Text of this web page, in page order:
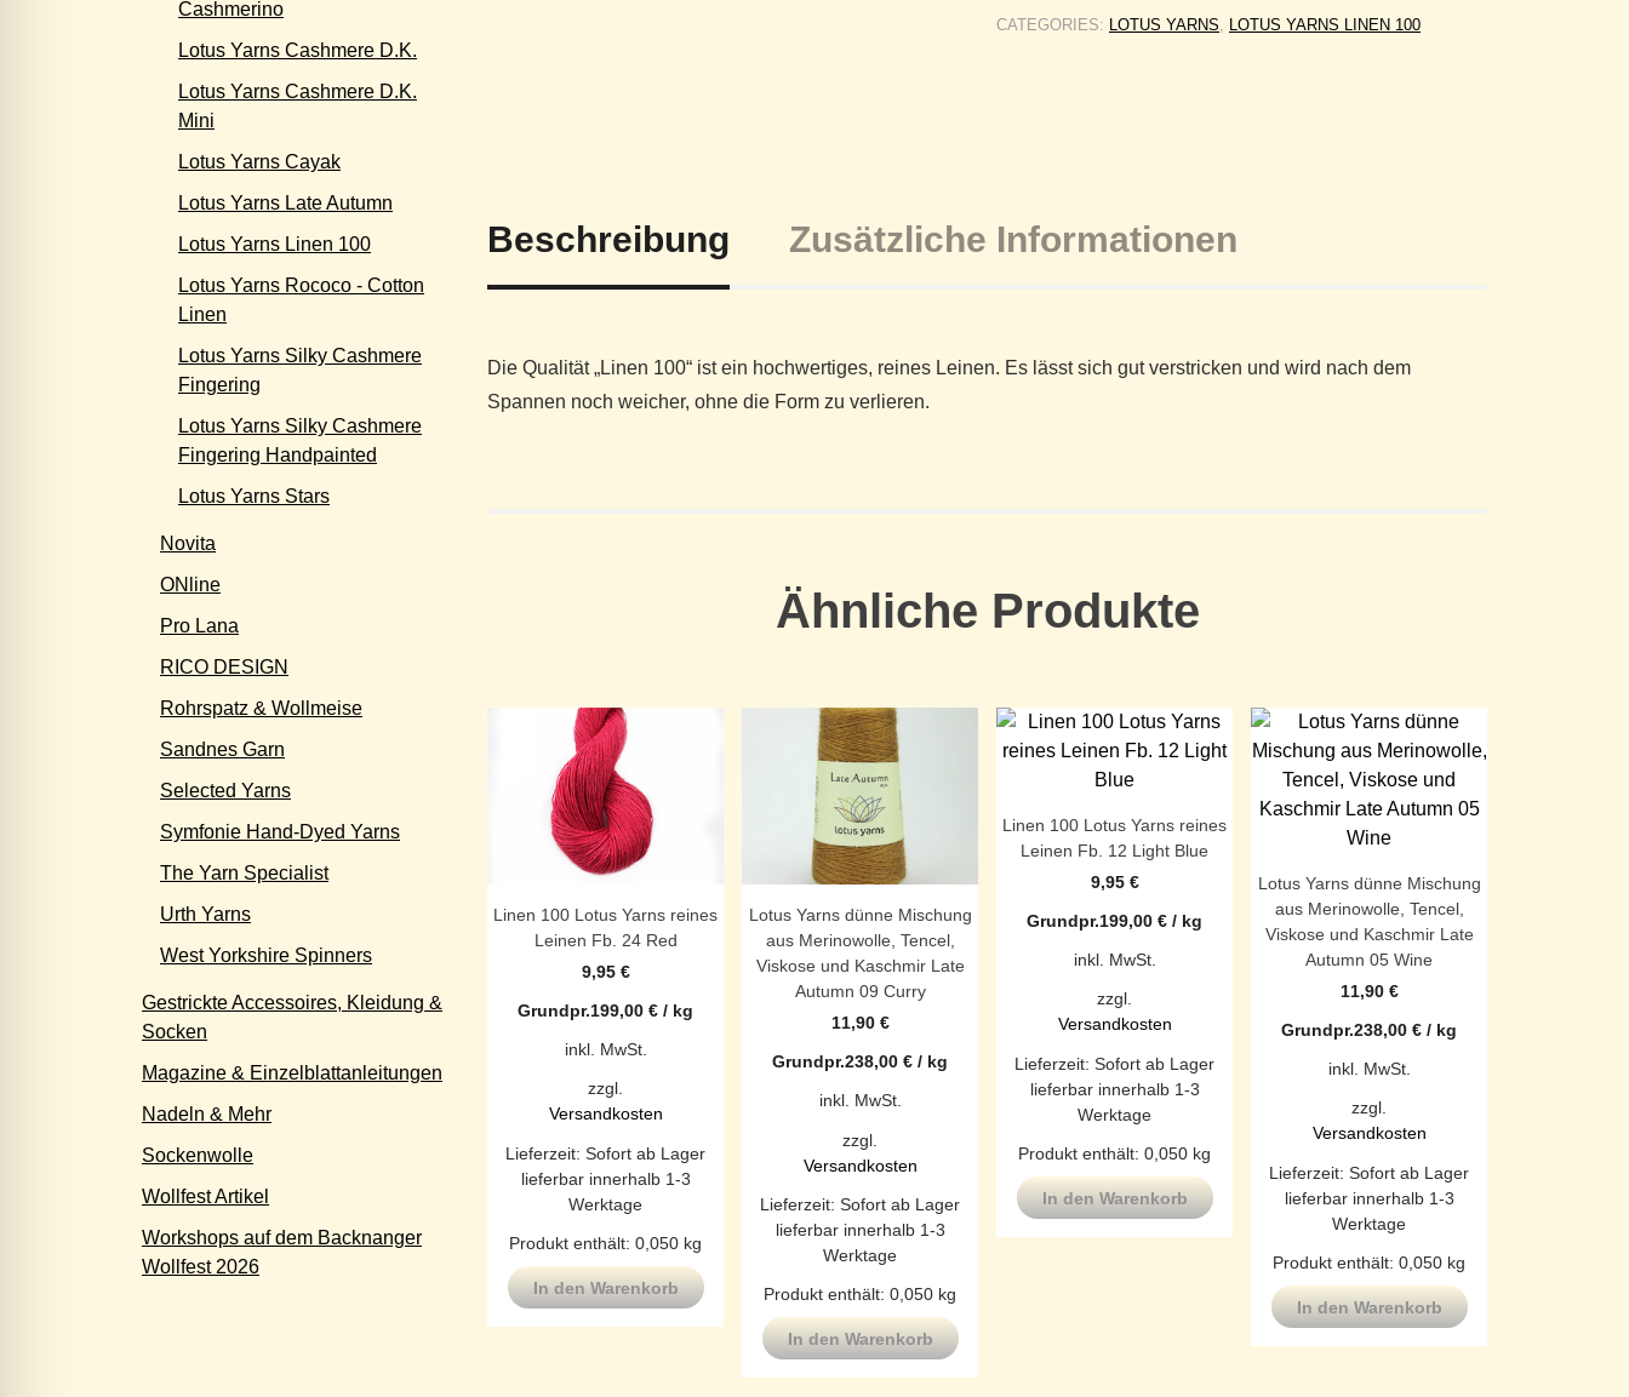
CATEGORIES: LOTUS YARNS LOTUS YARNS LINEN 100
Beschreibung Zusätzliche Informationen
Die Qualität „Linen 100“ ist ein hochwertiges, reines Leinen. Es lässt sich gut verstricken und wird nach dem
Spannen noch weicher, ohne die Form zu verlieren.
Ähnliche Produkte
Linen 100 Lotus Yarns reines
Leinen Fb. 24 Red
9,95 €
Grundpr.199,00 € / kg
inkl. MwSt.
zzgl.
Versandkosten
Lieferzeit: Sofort ab Lager
lieferbar innerhalb 1-3
Werktage
Produkt enthält: 0,050 kg
In den Warenkorb
Lotus Yarns dünne Mischung
aus Merinowolle, Tencel,
Viskose und Kaschmir Late
Autumn 09 Curry
11,90 €
Grundpr.238,00 € / kg
inkl. MwSt.
zzgl.
Versandkosten
Lieferzeit: Sofort ab Lager
lieferbar innerhalb 1-3
Werktage
Produkt enthält: 0,050 kg
In den Warenkorb
Linen 100 Lotus Yarns reines
Leinen Fb. 12 Light Blue
9,95 €
Grundpr.199,00 € / kg
inkl. MwSt.
zzgl.
Versandkosten
Lieferzeit: Sofort ab Lager
lieferbar innerhalb 1-3
Werktage
Produkt enthält: 0,050 kg
In den Warenkorb
Lotus Yarns dünne Mischung
aus Merinowolle, Tencel,
Viskose und Kaschmir Late
Autumn 05 Wine
11,90 €
Grundpr.238,00 € / kg
inkl. MwSt.
zzgl.
Versandkosten
Lieferzeit: Sofort ab Lager
lieferbar innerhalb 1-3
Werktage
Produkt enthält: 0,050 kg
In den Warenkorb
Cashmerino
Lotus Yarns Cashmere D.K.
Lotus Yarns Cashmere D.K.
Mini
Lotus Yarns Cayak
Lotus Yarns Late Autumn
Lotus Yarns Linen 100
Lotus Yarns Rococo - Cotton
Linen
Lotus Yarns Silky Cashmere
Fingering
Lotus Yarns Silky Cashmere
Fingering Handpainted
Lotus Yarns Stars
Novita
ONline
Pro Lana
RICO DESIGN
Rohrspatz & Wollmeise
Sandnes Garn
Selected Yarns
Symfonie Hand-Dyed Yarns
The Yarn Specialist
Urth Yarns
West Yorkshire Spinners
Gestrickte Accessoires, Kleidung &
Socken
Magazine & Einzelblattanleitungen
Nadeln & Mehr
Sockenwolle
Wollfest Artikel
Workshops auf dem Backnanger
Wollfest 2026